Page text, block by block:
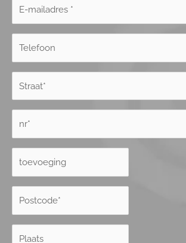
mailadres**
Toevoeging